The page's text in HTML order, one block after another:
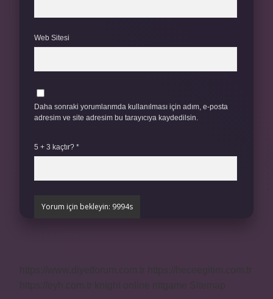
Web Sitesi
Daha sonraki yorumlarımda kullanılması için adım, e-posta
adresim ve site adresim bu tarayıcıya kaydedilsin.
5 + 3 kaçtır? *